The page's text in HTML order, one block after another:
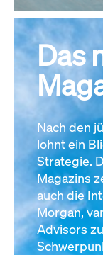
Das
Nach den
lohnt ein
Strategie.
Magazins
auch die
Morgan,
Advisors